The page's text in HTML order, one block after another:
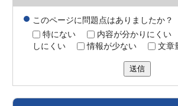
このページに問題点はありましたか？
特にない
内容が分かりにくい
しにくい
情報が少ない 文章
送信